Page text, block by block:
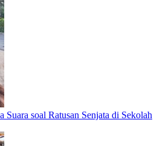
Suara soal Ratusan Senjata di Sekolah